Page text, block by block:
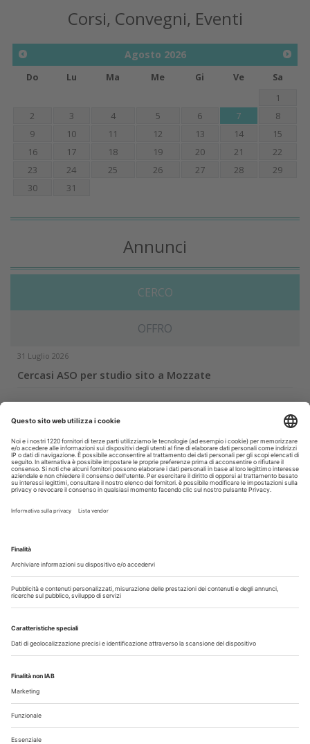
Corsi, Convegni, Eventi
Agosto 2026
Do Lu Ma Me Gi Ve
Sa
1
2
3 4 5 6 7
8
9
10 11 12 13 14
15
16
17 18 19 20 21
22
23
24 25 26 27 28
29
30
31
Annunci
CERCO
OFFRO
31 Luglio 2026
Cercasi ASO per studio sito a Mozzate
Cercasi assistente alla poltrona in Cusago
30 Luglio 2026
Pistoia - studio cerca segretaria
Il flusso di lavoro dell’odontoiatra chairside
Odontoiatria33